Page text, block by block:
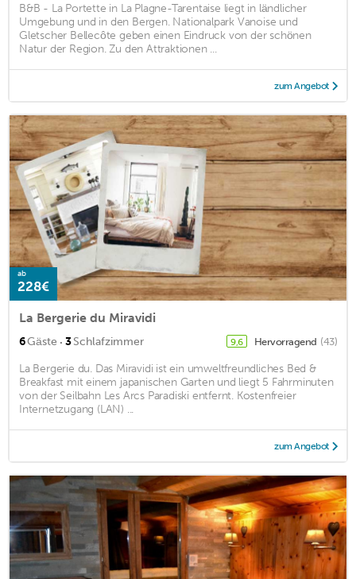
B&B - La Portette in La Plagne-Tarentaise liegt in ländlicher
Umgebung und in den Bergen. Nationalpark Vanoise und
Gletscher Bellecôte geben einen Eindruck von der schönen
Natur der Region. Zu den Attraktionen ...
zum Angebot
ab
228€
La Bergerie du Miravidi
6Gäste · 3Schlafzimmer 9,6 Hervorragend (43)
La Bergerie du. Das Miravidi ist ein umweltfreundliches Bed &
Breakfast mit einem japanischen Garten und liegt 5 Fahrminuten
von der Seilbahn Les Arcs Paradiski entfernt. Kostenfreier
Internetzugang (LAN) ...
zum Angebot